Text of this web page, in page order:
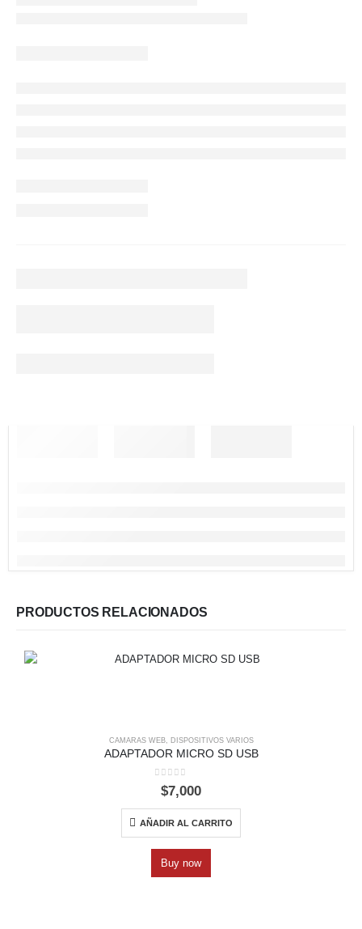
PRODUCTOS RELACIONADOS
CAMARAS WEB, DISPOSITIVOS VARIOS
ADAPTADOR MICRO SD USB
out of 5
$7,000
AÑADIR AL CARRITO
Buy now